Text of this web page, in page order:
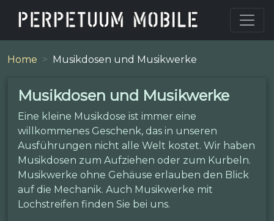
Home Musikdosen und Musikwerke
Musikdosen und Musikwerke
Eine kleine Musikdose ist immer eine
willkommenes Geschenk, das in unseren
Ausführungen nicht alle Welt kostet. Wir haben
Musikdosen zum Aufziehen oder zum Kurbeln.
Musikwerke ohne Gehäuse erlauben den Blick
auf die Mechanik. Auch Musikwerke mit
Lochstreifen finden Sie bei uns.